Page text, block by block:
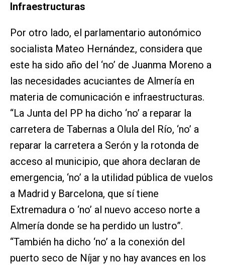
Infraestructuras
Por otro lado, el parlamentario autonómico
socialista Mateo Hernández, considera que
este ha sido año del ‘no’ de Juanma Moreno a
las necesidades acuciantes de Almería en
materia de comunicación e infraestructuras.
“La Junta del PP ha dicho ‘no’ a reparar la
carretera de Tabernas a Olula del Río, ‘no’ a
reparar la carretera a Serón y la rotonda de
acceso al municipio, que ahora declaran de
emergencia, ‘no’ a la utilidad pública de vuelos
a Madrid y Barcelona, que sí tiene
Extremadura o ‘no’ al nuevo acceso norte a
Almería donde se ha perdido un lustro”.
“También ha dicho ‘no’ a la conexión del
puerto seco de Níjar y no hay avances en los